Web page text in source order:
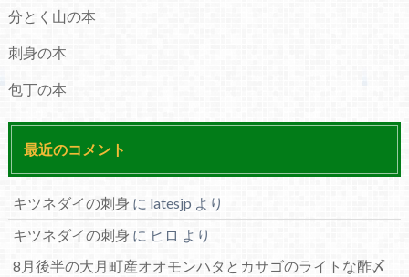
分とく山の本
刺身の本
包丁の本
最近のコメント
キツネダイの刺身 に latesjp より
キツネダイの刺身 に ヒロ より
8月後半の大月町産オオモンハタとカサゴのライトな酢〆